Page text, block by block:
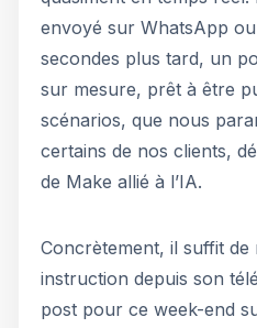
envoyé sur WhatsApp
secondes plus tard, un
sur mesure, prêt à être
scénarios, que nous
certains de nos clients,
de Make allié à l’IA.
Concrètement, il suffit
instruction depuis son
post pour ce week-end